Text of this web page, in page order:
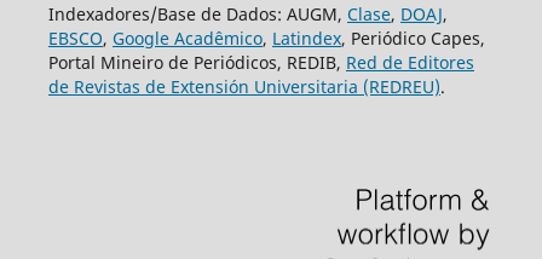
Indexadores/Base de Dados: AUGM, Clase, DOAJ,
EBSCO, Google Acadêmico, Latindex, Periódico Capes,
Portal Mineiro de Periódicos, REDIB, Red de Editores
de Revistas de Extensión Universitaria (REDREU).